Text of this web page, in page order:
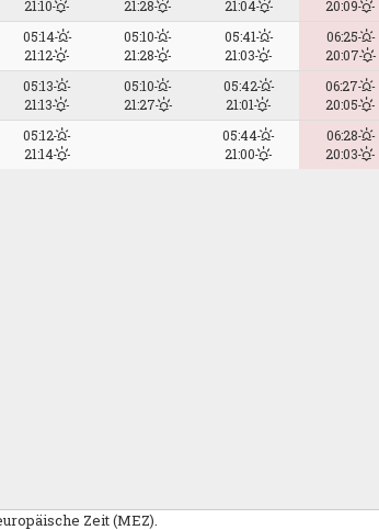
21:10
21:28
21:04
20:09
05:14
21:12
05:10
21:28
05:41
21:03
06:25
20:07
05:13
21:13
05:10
21:27
05:42
21:01
06:27
20:05
05:12
21:14
05:44
21:00
06:28
20:03
Zeit (MEZ).